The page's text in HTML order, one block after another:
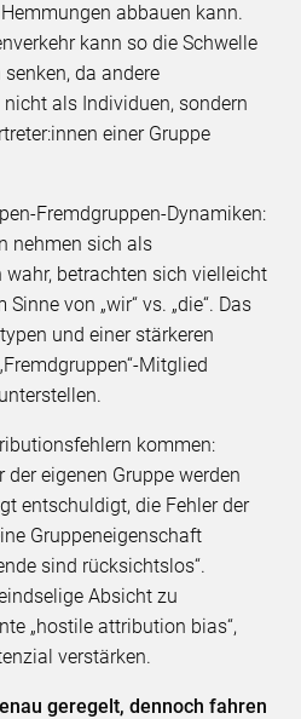
abbauen kann.
kann so die Schwelle
da andere
als Individuen, sondern
einer Gruppe
Fremdgruppen-Dynamiken:
nehmen sich als
betrachten sich vielleicht
von „wir“ vs. „die“. Das
und einer stärkeren
Mitglied
kommen:
der eigenen Gruppe werden
entschuldigt, die Fehler der
Gruppeneigenschaft
sind rücksichtslos“.
Absicht zu
„hostile attribution bias“,
verstärken.
geregelt, dennoch fahren